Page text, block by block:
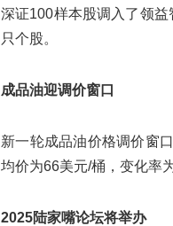
深证100样本股调入了领
只个股。
成品油迎调价窗口
新一轮成品油价格调价窗
均价为66美元/桶，变化率
2025陆家嘴论坛将举办